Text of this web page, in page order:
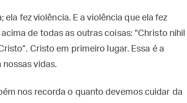
fez violência. E a violência que ela fez
de todas as outras coisas: “Christo nihil
Cristo em primeiro lugar. Essa é a
vidas.
nos recorda o quanto devemos cuidar da